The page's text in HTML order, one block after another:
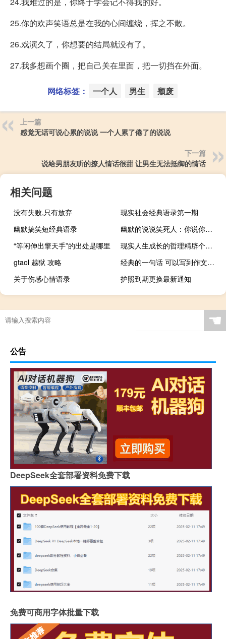
25.你的欢声笑语总是在我的心间缠绕，挥之不散。
26.戏演久了，你想要的结局就没有了。
27.我多想画个圈，把自己关在里面，把一切挡在外面。
网络标签： 一个人 男生 颓废
上一篇
感觉无话可说心累的说说 一个人累了倦了的说说
下一篇
说给男朋友听的撩人情话很甜 让男生无法抵御的情话
相关问题
没有失败,只有放弃
现实社会经典语录第一期
幽默搞笑短经典语录
幽默的说说笑死人：你说你要和我共白头，我染完你又说我非主流
“等闲伸出擎天手”的出处是哪里
现实人生成长的哲理精辟个性说说带图片 希望一切刚刚好过了黎明就是破晓
gtaol 越狱 攻略
经典的一句话 可以写到作文中的英文句子
关于伤感心情语录
护照到期更换最新通知
☚
公告
DeepSeek全套部署资料免费下载
免费可商用字体批量下载